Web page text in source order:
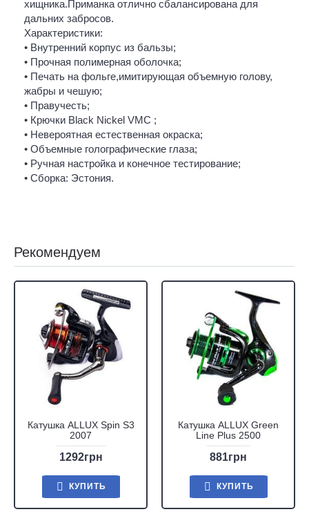
хищника.Приманка отлично сбалансирована для
дальних забросов.
Характеристики:
• Внутренний корпус из бальзы;
• Прочная полимерная оболочка;
• Печать на фольге,имитирующая объемную голову,
жабры и чешую;
• Правучесть;
• Крючки Black Nickel VMC ;
• Невероятная естественная окраска;
• Объемные голографические глаза;
• Ручная настройка и конечное тестирование;
• Сборка: Эстония.
Рекомендуем
Катушка ALLUX Spin S3
2007
1292грн
КУПИТЬ
Катушка ALLUX Green
Line Plus 2500
881грн
КУПИТЬ